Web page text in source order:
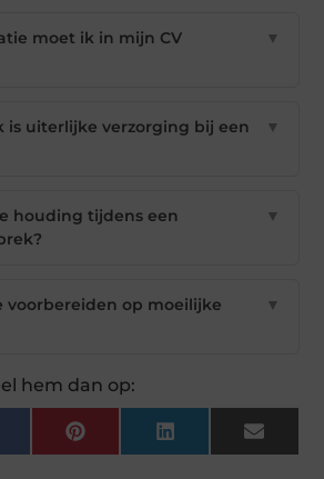
moet ik in mijn CV
▼
is uiterlijke verzorging bij een
▼
houding tijdens een
▼
voorbereiden op moeilijke
▼
hem dan op:
Pinterest LinkedIn Email